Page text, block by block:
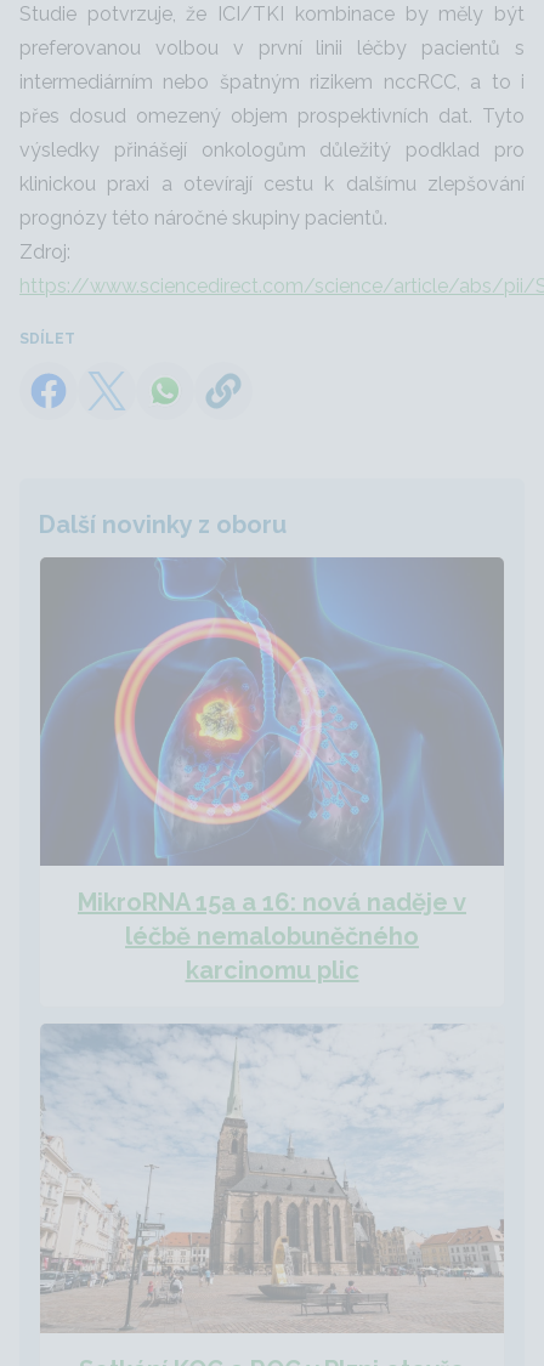
Studie potvrzuje, že ICI/TKI kombinace by měly být
preferovanou volbou v první linii léčby pacientů s
intermediárním nebo špatným rizikem nccRCC, a to i
přes dosud omezený objem prospektivních dat. Tyto
výsledky přinášejí onkologům důležitý podklad pro
klinickou praxi a otevírají cestu k dalšímu zlepšování
prognózy této náročné skupiny pacientů.
Zdroj:
https://www.sciencedirect.com/science/article/abs/pii/
SDÍLET
Další novinky z oboru
MikroRNA 15a a 16: nová naděje v
léčbě nemalobuněčného
karcinomu plic